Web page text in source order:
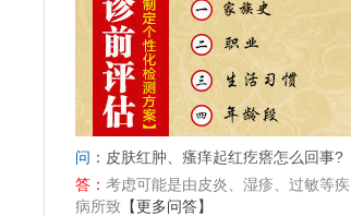
问： 皮肤红肿、瘙痒起红疙瘩怎么回事?
答： 考虑可能是由皮炎、湿疹、过敏等疾
病所致 【更多问答】